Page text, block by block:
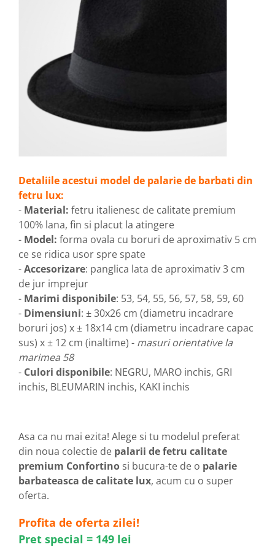
Detaliile acestui model de palarie de barbati din
fetru lux:
- Material: fetru italienesc de calitate premium
100% lana, fin si placut la atingere
- Model: forma ovala cu boruri de aproximativ 5 cm
ce se ridica usor spre spate
-Accesorizare: panglica lata de aproximativ 3 cm
de jur imprejur
- Marimi disponibile: 53, 54, 55, 56, 57, 58, 59, 60
- Dimensiuni: ± 30x26 cm (diametru incadrare
boruri jos) x ± 18x14 cm (diametru incadrare capac
sus) x ± 12 cm (inaltime) - masuri orientative la
marimea 58
- Culori disponibile: NEGRU, MARO inchis, GRI
inchis, BLEUMARIN inchis, KAKI inchis
Asa ca nu mai ezita! Alege si tu modelul preferat
din noua colectie de palarii de fetru calitate
premium Confortino si bucura-te de o palarie
barbateasca de calitate lux, acum cu o super
oferta.
Profita de oferta zilei!
Pret special = 149 lei